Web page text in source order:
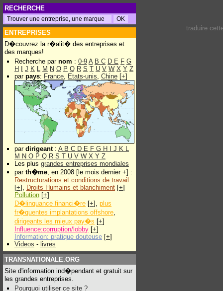
RECHERCHE
ENTREPRISES
D�couvrez la r�alit� des entreprises et
des marques!
Recherche par nom : 0-9 A B C D E F G
H
J K L M N O P Q R S T U V W X Y Z
par pays: France, Etats-unis, Chine [+]
par dirigeant: A B C D E F G H J K L
M N O P Q R S T U V W X Y Z
Les plus grandes entreprises mondiales
par th�me, en 2008 [le mois dernier +] :
Restructurations et conditions de travail
[+], Droits Humains et blanchiment [+]
Pollution [+]
D�linquance financi�re [+], plus
fr�quentes implantations offshore,
dirigeants les mieux pay�s [+]
Influence:corruption/lobby [+]
Information: pratique douteuse [+]
Videos - livres
TRANSNATIONALE.ORG
Site d'information ind�pendant et gratuit sur
les grandes entreprises.
Pourquoi utiliser ce site ?
traduire